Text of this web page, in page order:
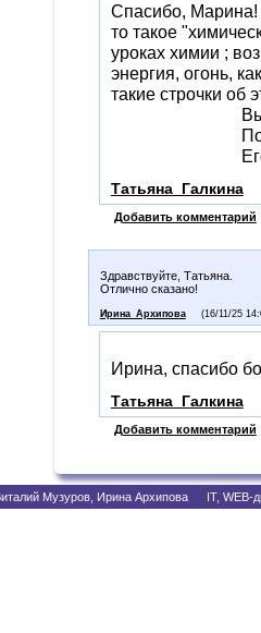
Спасибо, Марина!
то такое
уроках химии ;
энергия, огонь,
такие строчки об
Вы
Поверить,
Его,
Татьяна_Галкина
Добавить комментарий
Здравствуйте, Татьяна.
Отлично сказано!
Ирина_Архипова (16/11/25
Ирина, спасибо
Татьяна_Галкина
Добавить комментарий
Музуров, Ирина Архипова IT, WEB-